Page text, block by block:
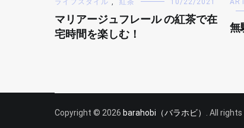
マリアージュフレール の紅茶で在
宅時間を楽しむ！
無
Copyright © 2026 barahobi（バラホビ） . All